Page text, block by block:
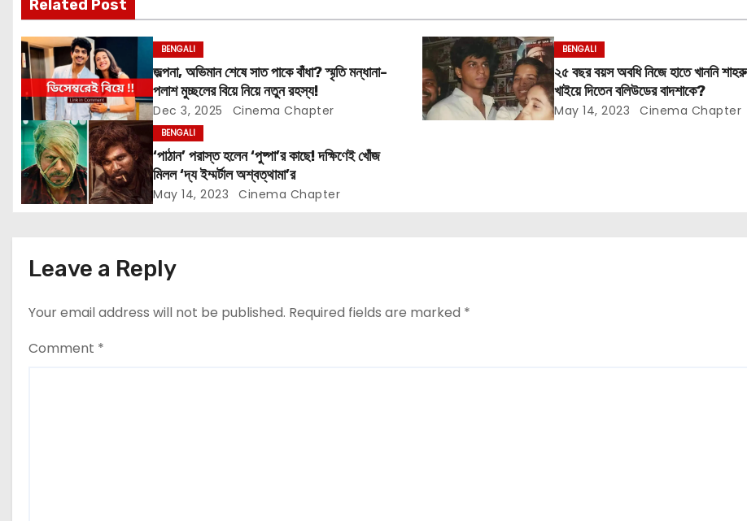
i
g
a
t
i
o
Related Post
BENGALI
জল্পনা, অভিমান শেষে সাত পাকে বাঁধা? স্মৃতি মন্ধানা-
পলাশ মুচ্ছলের বিয়ে নিয়ে নতুন রহস্য!
Dec 3, 2025 Cinema Chapter
BENGALI
২৫ বছর বয়স অবধি নিজে হাতে খাননি
খাইয়ে দিতেন বলিউডের বাদশাকে?
May 14, 2023 Cinema Chapter
BENGALI
‘পাঠান’ পরাস্ত হলেন ‘পুষ্পা’র কাছে! দক্ষিণেই খোঁজ
মিলল ‘দ্য ইম্মর্টাল অশ্বত্থামা’র
May 14, 2023 Cinema Chapter
Leave a Reply
Your email address will not be published. Required fields are marked *
Comment *